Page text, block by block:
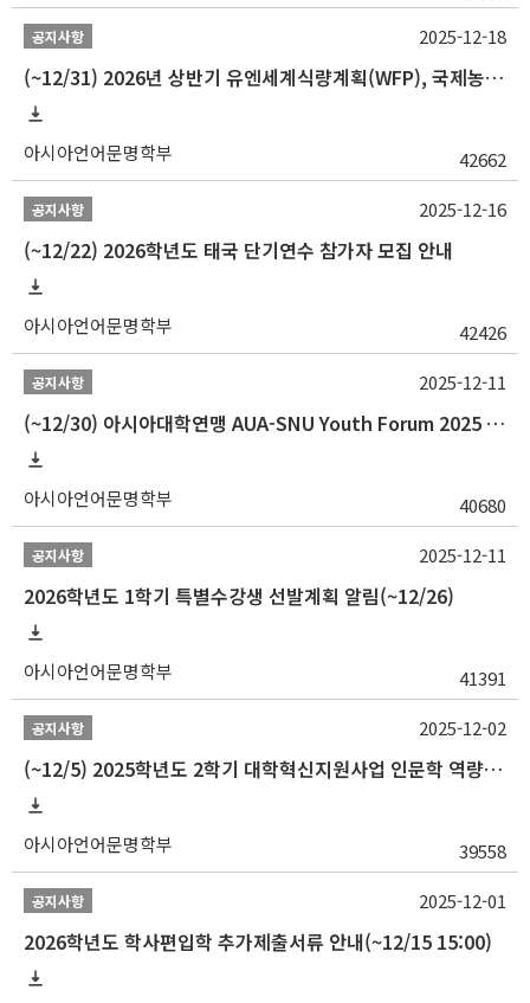
공지사항
(~12/31) 2026년 상반기 유엔세계식량계획(WFP), 국제농업개발기금(IFAD) 및 유엔아동기금(UNICEF) 인턴십 프로그램 참가자 모집
아시아언어문명학부 42662
2025-12-18
공지사항
(~12/22) 2026학년도 태국 단기연수 참가자 모집 안내
아시아언어문명학부 42426
2025-12-16
공지사항
(~12/30) 아시아대학연맹 AUA-SNU Youth Forum 2025 참가자 선발 안내
아시아언어문명학부 40680
2025-12-11
공지사항
2026학년도 1학기 특별수강생 선발계획 알림(~12/26)
아시아언어문명학부 41391
2025-12-11
공지사항
(~12/5) 2025학년도 2학기 대학혁신지원사업 인문학 역량강화 국제학술대회 참가 경비 지원 안내(2차)
아시아언어문명학부 39558
2025-12-02
공지사항
2026학년도 학사편입학 추가제출서류 안내(~12/15 15:00)
2025-12-01